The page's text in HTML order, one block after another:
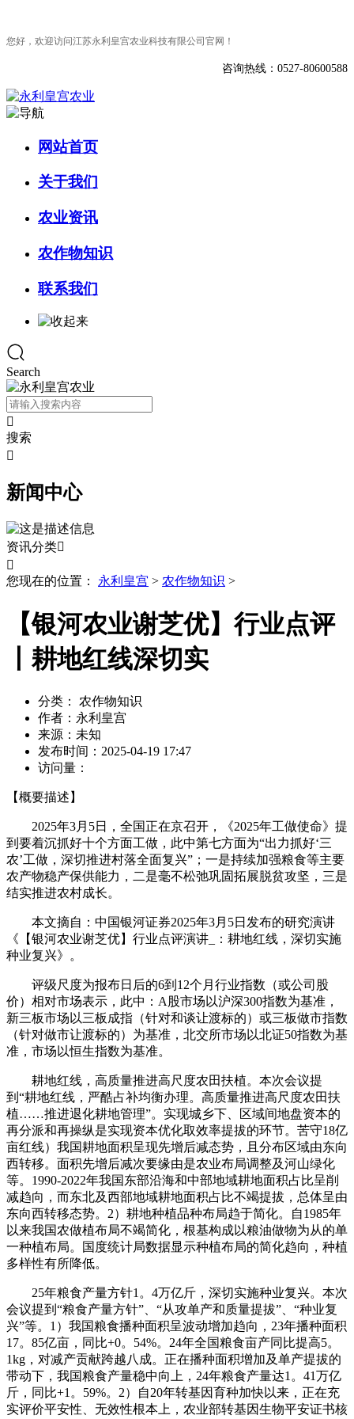
您好，欢迎访问江苏永利皇宫农业科技有限公司官网！
咨询热线：0527-80600588
网站首页
关于我们
农业资讯
农作物知识
联系我们
Search

搜索

新闻中心
资讯分类

您现在的位置：
永利皇宫 > 农作物知识 >
【银河农业谢芝优】行业点评
丨耕地红线深切实
分类：
农作物知识
作者： 永利皇宫
来源： 未知
发布时间： 2025-04-19 17:47
访问量：
【概要描述】
2025年3月5日，全国正在京召开，《2025年工做使命》提
到要着沉抓好十个方面工做，此中第七方面为“出力抓好‘三
农’工做，深切推进村落全面复兴”；一是持续加强粮食等主要
农产物稳产保供能力，二是毫不松弛巩固拓展脱贫攻坚，三是
结实推进农村成长。
本文摘自：中国银河证券2025年3月5日发布的研究演讲
《【银河农业谢芝优】行业点评演讲_：耕地红线，深切实施
种业复兴》。
评级尺度为报布日后的6到12个月行业指数（或公司股
价）相对市场表示，此中：A股市场以沪深300指数为基准，
新三板市场以三板成指（针对和谈让渡标的）或三板做市指数
（针对做市让渡标的）为基准，北交所市场以北证50指数为基
准，市场以恒生指数为基准。
耕地红线，高质量推进高尺度农田扶植。本次会议提
到“耕地红线，严酷占补均衡办理。高质量推进高尺度农田扶
植……推进退化耕地管理”。实现城乡下、区域间地盘资本的
再分派和再操纵是实现资本优化取效率提拔的环节。苦守18亿
亩红线）我国耕地面积呈现先增后减态势，且分布区域由东向
西转移。面积先增后减次要缘由是农业布局调整及河山绿化
等。1990-2022年我国东部沿海和中部地域耕地面积占比呈削
减趋向，而东北及西部地域耕地面积占比不竭提拔，总体呈由
东向西转移态势。2）耕地种植品种布局趋于简化。自1985年
以来我国农做植布局不竭简化，根基构成以粮油做物为从的单
一种植布局。国度统计局数据显示种植布局的简化趋向，种植
多样性有所降低。
25年粮食产量方针1。4万亿斤，深切实施种业复兴。本次
会议提到“粮食产量方针”、“从攻单产和质量提拔”、“种业复
兴”等。1）我国粮食播种面积呈波动增加趋向，23年播种面积
17。85亿亩，同比+0。54%。24年全国粮食亩产同比提高5。
1kg，对减产贡献跨越八成。正在播种面积增加及单产提拔的
带动下，我国粮食产量稳中向上，24年粮食产量达1。41万亿
斤，同比+1。59%。2）自20年转基因育种加快以来，正在充
实评价平安性、无效性根本上，农业部转基因生物平安证书核